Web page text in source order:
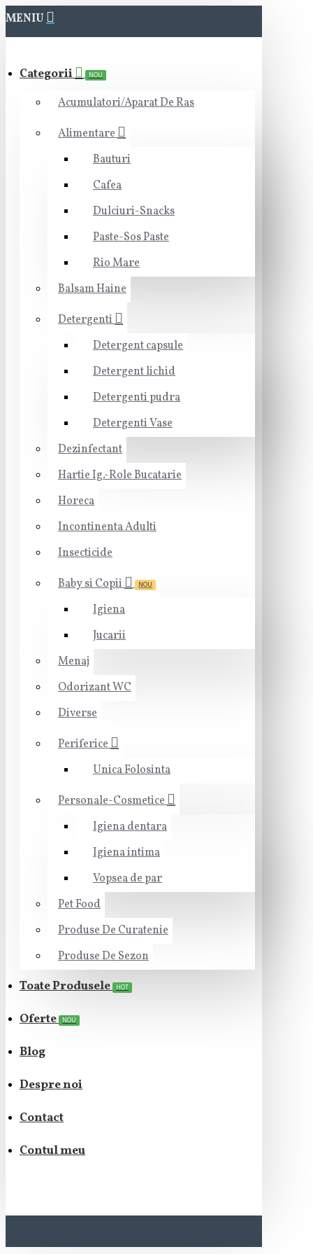
MENIU
Categorii NOU
Acumulatori/Aparat De Ras
Alimentare
Bauturi
Cafea
Dulciuri-Snacks
Paste-Sos Paste
Rio Mare
Balsam Haine
Detergenti
Detergent capsule
Detergent lichid
Detergenti pudra
Detergenti Vase
Dezinfectant
Hartie Ig.-Role Bucatarie
Horeca
Incontinenta Adulti
Insecticide
Baby si Copii
NOU
Igiena
Jucarii
Menaj
Odorizant WC
Diverse
Periferice
Unica Folosinta
Personale-Cosmetice
Igiena dentara
Igiena intima
Vopsea de par
Pet Food
Produse De Curatenie
Produse De Sezon
Toate Produsele HOT
Oferte NOU
Blog
Despre noi
Contact
Contul meu